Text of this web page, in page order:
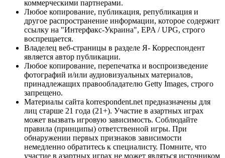
коммерческими партнерами.
Любое копирование, публикация, републикация и
другое распространение информации, которое содержит
ссылку на "Интерфакс-Украина", EPA / UPG, строго
воспрещается.
Владелец веб-страницы в разделе Я- Корреспондент
является автор публикации.
Любое копирование, перепечатка и воспроизведение
фотографий и/или аудиовизуальных материалов,
принадлежащих правообладателю Getty Images, строго
запрещено.
Материалы сайта korrespondent.net предназначены для
лиц старше 21 года (21+). Участие в азартных играх
может вызвать игровую зависимость. Соблюдайте
правила (принципы) ответственной игры. При
обнаружении первых признаков зависимости
немедленно обратитесь к специалисту. Помните, что
участие в азартных играх не может являться источником